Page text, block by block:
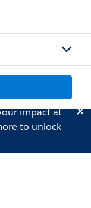
impact at
to unlock